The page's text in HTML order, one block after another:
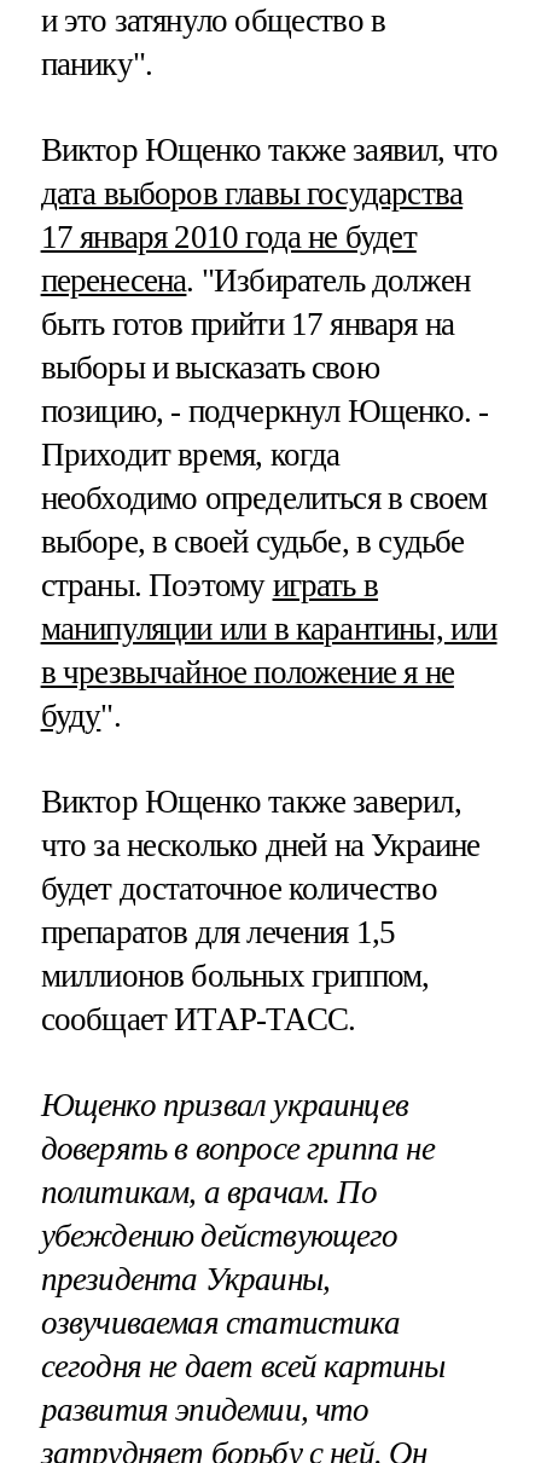
и это затянуло общество в
панику".
Виктор Ющенко также заявил, что
дата выборов главы государства
17 января 2010 года не будет
перенесена. "Избиратель должен
быть готов прийти 17 января на
выборы и высказать свою
позицию, - подчеркнул Ющенко. -
Приходит время, когда
необходимо определиться в своем
выборе, в своей судьбе, в судьбе
страны. Поэтому играть в
манипуляции или в карантины, или
в чрезвычайное положение я не
буду".
Виктор Ющенко также заверил,
что за несколько дней на Украине
будет достаточное количество
препаратов для лечения 1,5
миллионов больных гриппом,
сообщает ИТАР-ТАСС.
Ющенко призвал украинцев
доверять в вопросе гриппа не
политикам, а врачам. По
убеждению действующего
президента Украины,
озвучиваемая статистика
сегодня не дает всей картины
развития эпидемии, что
затрудняет борьбу с ней. Он